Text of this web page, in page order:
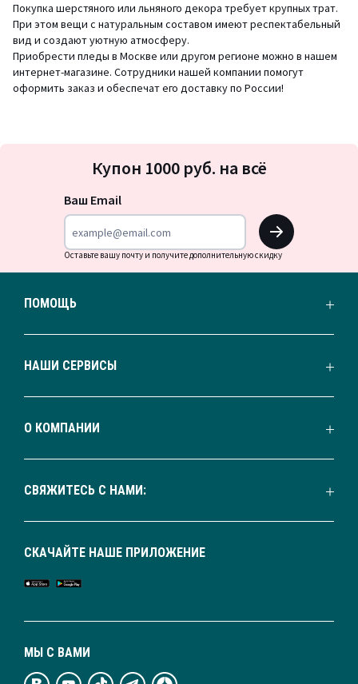
Покупка шерстяного или льняного декора требует крупных трат.
При этом вещи с натуральным составом имеют респектабельный
вид и создают уютную атмосферу.
Приобрести пледы в Москве или другом регионе можно в нашем
интернет-магазине. Сотрудники нашей компании помогут
оформить заказ и обеспечат его доставку по России!
на
Купон 1000 руб. на всё
Ваш Email
OK
Оставьте вашу почту и получите дополнительную скидку
ПОМОЩЬ
НАШИ СЕРВИСЫ
О КОМПАНИИ
СВЯЖИТЕСЬ С НАМИ:
МЫ С ВАМИ
СКАЧАЙТЕ НАШЕ ПРИЛОЖЕНИЕ